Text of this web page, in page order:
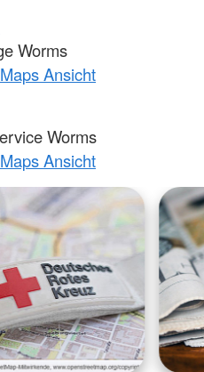
Worms
Ansicht
Worms
Ansicht